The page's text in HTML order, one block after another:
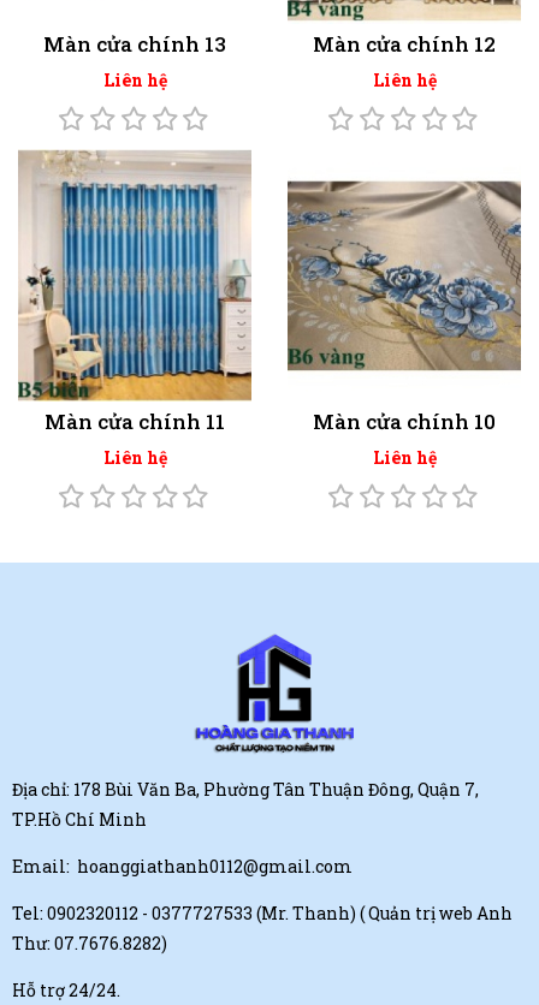
Màn cửa chính 13
Liên hệ
Màn cửa chính 12
Liên hệ
Màn cửa chính 11
Liên hệ
Màn cửa chính 10
Liên hệ
Địa chỉ: 178 Bùi Văn Ba, Phường Tân Thuận Đông, Quận 7,
TP.Hồ Chí Minh
Email: hoanggiathanh0112@gmail.com
Tel: 0902320112 - 0377727533 (Mr. Thanh) ( Quản trị web Anh
Thư: 07.7676.8282)
Hỗ trợ 24/24.